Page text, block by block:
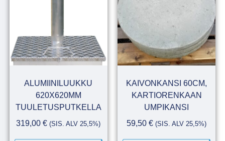
ALUMIINILUUKKU
620X620MM
TUULETUSPUTKELLA
319,00€ (SIS. ALV 25,5%)
KAIVONKANSI 60CM,
KARTIORENKAAN
UMPIKANSI
59,50€ (SIS. ALV 25,5%)